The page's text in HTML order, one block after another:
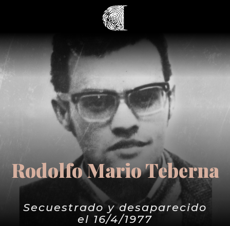
Rodolfo Mario Teberna
Secuestrado y desaparecido
el 16/4/1977